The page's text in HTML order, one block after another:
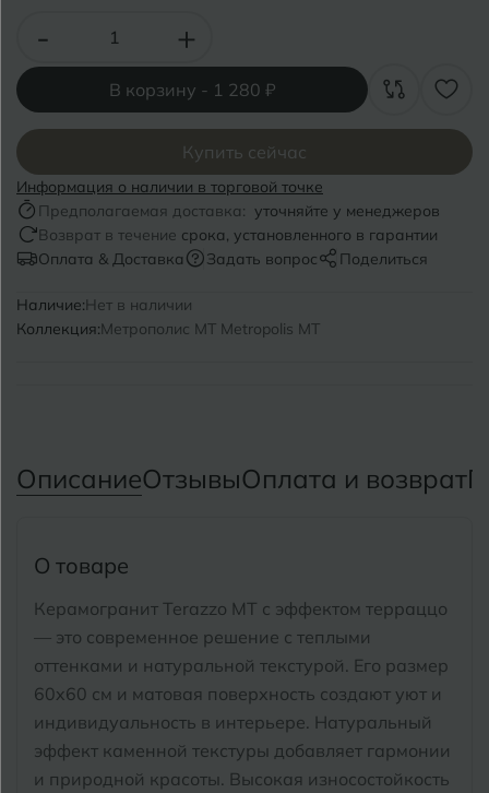
- +
В корзину - 1 280 ₽
Купить сейчас
Информация о наличии в торговой точке
Предполагаемая доставка: уточняйте у менеджеров
Возврат в течение срока, установленного в гарантии
Оплата & Доставка
Задать вопрос Поделиться
Наличие:Нет в наличии
Коллекция:Метрополис MT Metropolis MT
ОписаниеОтзывыОплата и возврат
О товаре
Керамогранит Terazzo MT с эффектом терраццо
— это современное решение с теплыми
оттенками и натуральной текстурой. Его размер
60x60 см и матовая поверхность создают уют и
индивидуальность в интерьере. Натуральный
эффект каменной текстуры добавляет гармонии
и природной красоты. Высокая износостойкость
Владимир
Волгоград
Волгодонск
Вологда
Воронеж
Воткинск
Г Геленджик
Екатеринбург
Иваново
Ижевск
Симферополь
Славянск-на-Кубани
Смоленск
Сосновый Бор
Сочи
Тверь
Тобольск
Тольятти
Томск
Тула